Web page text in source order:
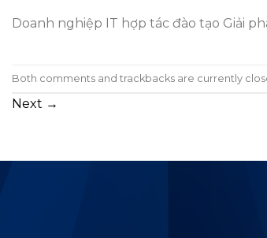
Doanh nghiệp IT hợp tác đào tạo Giải
Both comments and trackbacks are currently
Next →